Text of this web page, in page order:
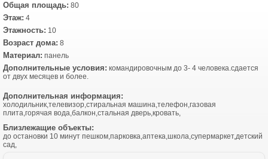
Общая площадь: 80
Этаж: 4
Этажность: 10
Возраст дома: 8
Материал: панель
Дополнительные условия: командировочным до 3- 4 человека.сдается
от двух месяцев и более.
Дополнительная информация:
холодильник,телевизор,стиральная машина,телефон,газовая
плита,горячая вода,балкон,стальная дверь,кровать,
Близлежащие объекты:
до остановки 10 минут пешком,парковка,аптека,школа,супермаркет,детский
сад,